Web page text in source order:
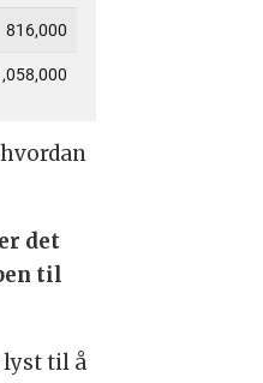
det
til
lyst til å